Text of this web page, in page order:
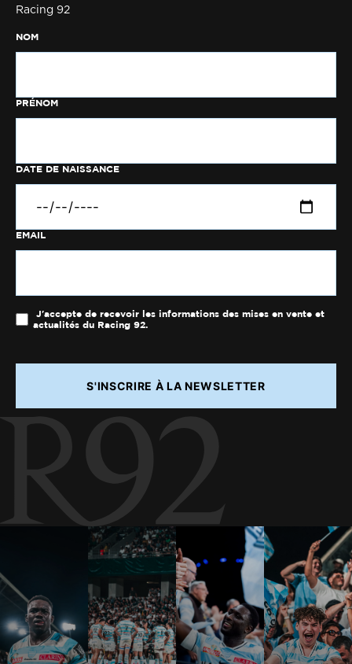
Racing 92
NOM
PRÉNOM
DATE DE NAISSANCE
EMAIL
J'accepte de recevoir les informations des mises en vente et
actualités du Racing 92.
S'INSCRIRE À LA NEWSLETTER